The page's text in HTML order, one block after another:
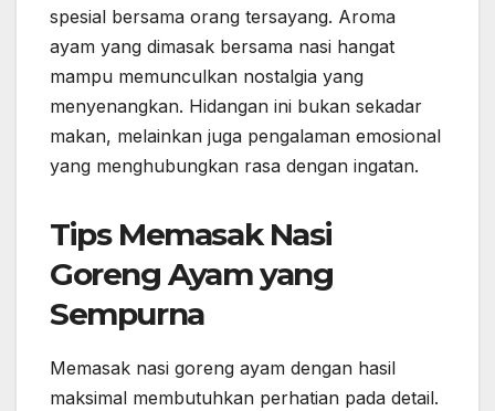
spesial bersama orang tersayang. Aroma
ayam yang dimasak bersama nasi hangat
mampu memunculkan nostalgia yang
menyenangkan. Hidangan ini bukan sekadar
makan, melainkan juga pengalaman emosional
yang menghubungkan rasa dengan ingatan.
Tips Memasak Nasi
Goreng Ayam yang
Sempurna
Memasak nasi goreng ayam dengan hasil
maksimal membutuhkan perhatian pada detail.